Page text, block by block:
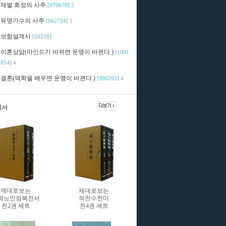
재벌 회장의 사주 [970679] 2
유명가수의 사주 [962724] 1
보험설계사 [50226]
이혼상담(마인드가 바뀌면 운명이 바뀐다.) [1001
854] 4
결혼(역학을 배우면 운명이 바뀐다.) [998295] 4
제대로보는
노인점복전서
전2권 세트
제대로보는
적천수천미
전4권 세트